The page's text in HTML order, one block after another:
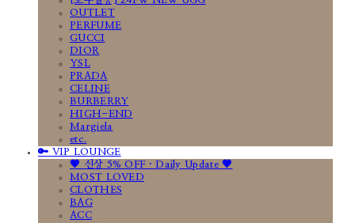
OUTLET
PERFUME
GUCCI
DIOR
YSL
PRADA
CELINE
BURBERRY
HIGH-END
Margiela
etc.
🔑 VIP LOUNGE
🤎 신상 5% OFF · Daily Update 🤎
MOST LOVED
CLOTHES
BAG
ACC